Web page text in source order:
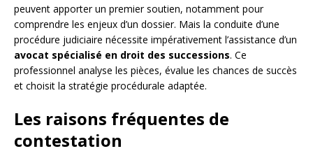
peuvent apporter un premier soutien, notamment pour
comprendre les enjeux d’un dossier. Mais la conduite d’une
procédure judiciaire nécessite impérativement l’assistance d’un
avocat spécialisé en droit des successions. Ce
professionnel analyse les pièces, évalue les chances de succès
et choisit la stratégie procédurale adaptée.
Les raisons fréquentes de
contestation